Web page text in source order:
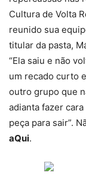
Cultura de Volta
reunido sua
titular da pasta,
“Ela saiu e não
um recado curto
outro grupo que
adianta fazer
peça para sair”.
aQui.